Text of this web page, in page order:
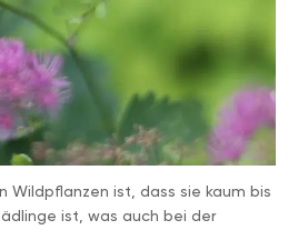
Wildpflanzen ist, dass sie kaum bis
ist, was auch bei der